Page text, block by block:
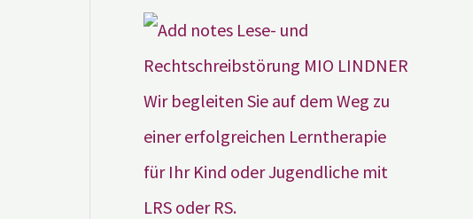
Wir begleiten Sie auf dem Weg zu
einer erfolgreichen Lerntherapie
für Ihr Kind oder Jugendliche mit
LRS oder RS.